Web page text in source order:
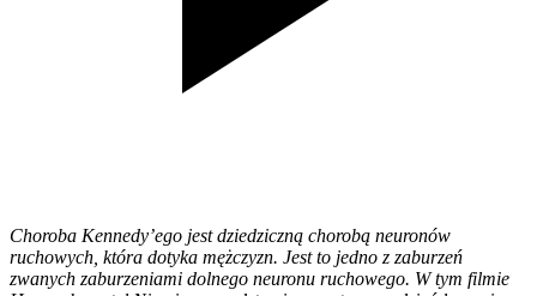
Choroba Kennedy’ego jest dziedziczną chorobą neuronów
ruchowych, która dotyka mężczyzn. Jest to jedno z zaburzeń
zwanych zaburzeniami dolnego neuronu ruchowego. W tym filmie